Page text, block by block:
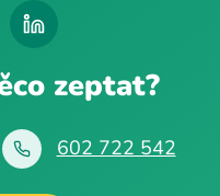
zeptat?
602 722 542